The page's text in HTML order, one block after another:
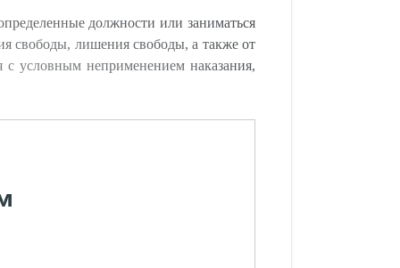
должности или заниматься
свободы, лишения свободы, а также от
с условным неприменением наказания,